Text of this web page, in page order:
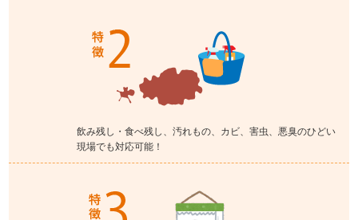
飲み残し・食べ残し、汚れもの、カビ、害虫、悪臭のひどい
現場でも対応可能！